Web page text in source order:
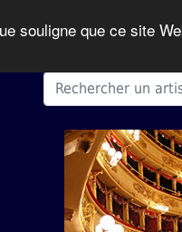
souligne que ce site